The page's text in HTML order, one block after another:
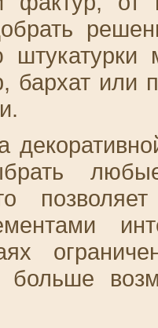
бархат или
больше